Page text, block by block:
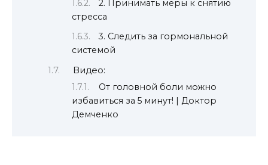
2. Принимать меры к снятию
стресса
3. Следить за гормональной
системой
Видео:
От головной боли можно
избавиться за 5 минут! | Доктор
Демченко